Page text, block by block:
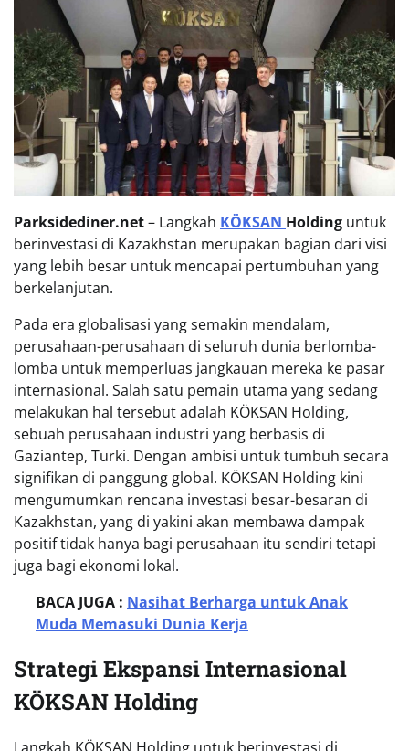
Parksidediner.net– Langkah KÖKSAN Holding untuk
berinvestasi di Kazakhstan merupakan bagian dari visi
yang lebih besar untuk mencapai pertumbuhan yang
berkelanjutan.
Pada era globalisasi yang semakin mendalam,
perusahaan-perusahaan di seluruh dunia berlomba-
lomba untuk memperluas jangkauan mereka ke pasar
internasional. Salah satu pemain utama yang sedang
melakukan hal tersebut adalah KÖKSAN Holding,
sebuah perusahaan industri yang berbasis di
Gaziantep, Turki. Dengan ambisi untuk tumbuh secara
signifikan di panggung global. KÖKSAN Holding kini
mengumumkan rencana investasi besar-besaran di
Kazakhstan, yang di yakini akan membawa dampak
positif tidak hanya bagi perusahaan itu sendiri tetapi
juga bagi ekonomi lokal.
BACA JUGA : Nasihat Berharga untuk Anak
Muda Memasuki Dunia Kerja
Strategi Ekspansi Internasional
KÖKSAN Holding